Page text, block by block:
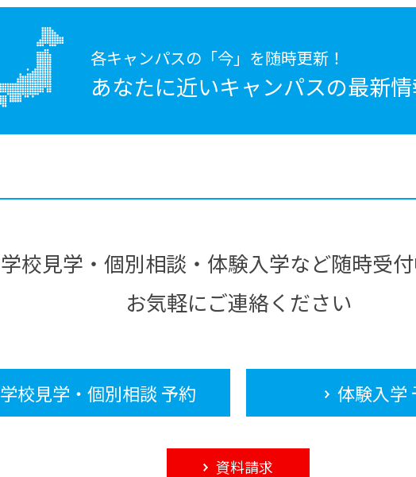
各キャンパスの「今」を随時更新！
あなたに近いキャンパスの最新
学校見学・個別相談・体験入学など随時受
お気軽にご連絡ください
学校見学・個別相談 予約 体験入学
資料請求